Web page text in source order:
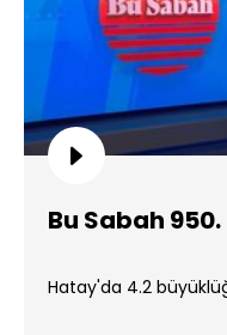
Bu Sabah
Hatay'da 4.2